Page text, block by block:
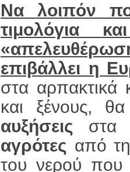
Να λοιπόν
τιμολόγια
επιβάλλει η
στα αρπακτικά
και ξένους,
αυξήσεις στα
αγρότες από
του νερού που